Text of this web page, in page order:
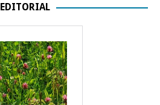
EDITORIAL